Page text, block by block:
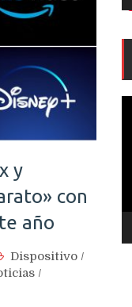
y
con
año
Dispositivo /
/